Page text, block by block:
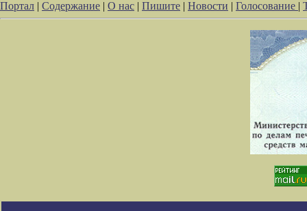
Портал | Содержание | О нас | Пишите | Новости | Голосование |